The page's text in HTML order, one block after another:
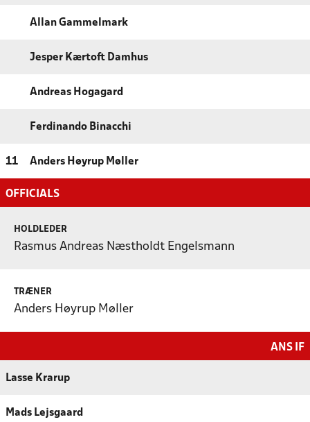
Allan Gammelmark
Jesper Kærtoft Damhus
Andreas Hogagard
Ferdinando Binacchi
11 Anders Høyrup Møller
OFFICIALS
HOLDLEDER
Rasmus Andreas Næstholdt Engelsmann
TRÆNER
Anders Høyrup Møller
ANS IF
Lasse Krarup
Mads Lejsgaard